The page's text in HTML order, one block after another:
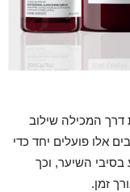
דרך המכילה שילוב
אלו פועלים יחד כדי
השיער, וכך
זמן.